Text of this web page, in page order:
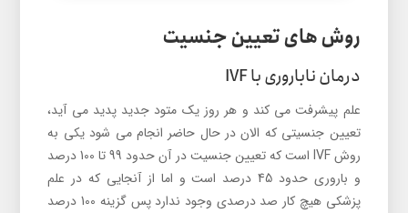
روش های تعیین جنسیت
درمان ناباروری با IVF
علم پیشرفت می کند و هر روز یک متود جدید پدید می آید،
تعیین جنسیتی که الان در حال حاضر انجام می شود یکی به
روش IVF است که تعیین جنسیت در آن حدود 99 تا 100 درصد
و باروری حدود 45 درصد است و اما از آنجایی که در علم
پزشکی هیچ کار صد درصدی وجود ندارد پس گزینه 100 درصد